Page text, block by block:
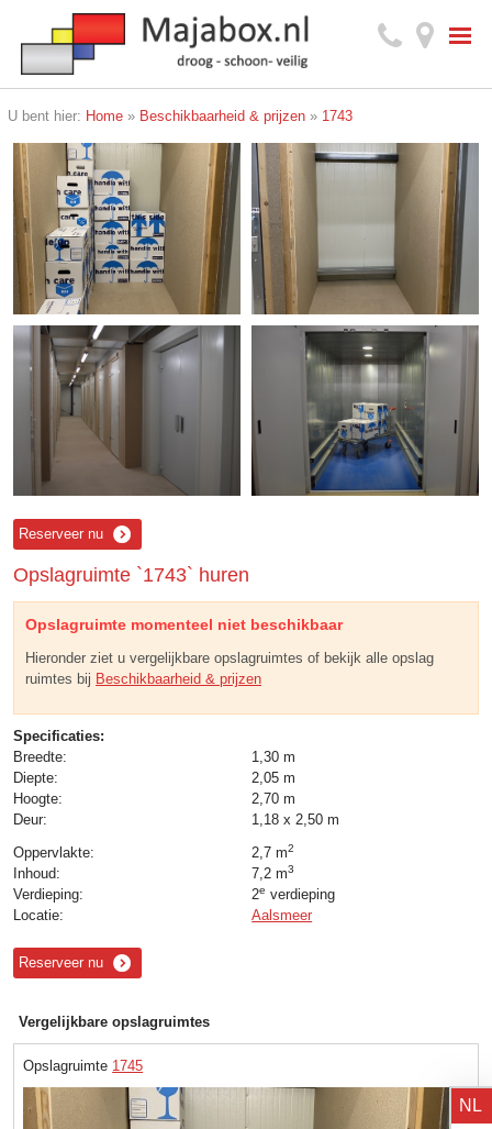
NL
U bent hier: Home» Beschikbaarheid & prijzen» 1743
Reserveer nu
Opslagruimte `1743` huren
Opslagruimte momenteel niet beschikbaar
Hieronder ziet u vergelijkbare opslagruimtes of bekijk alle opslag
ruimtes bij Beschikbaarheid & prijzen
Specificaties:
Breedte:
1,30 m
Diepte:
2,05 m
Hoogte:
2,70 m
Deur:
1,18 x 2,50 m
Oppervlakte:
2,7 m2
Inhoud: 7,2 m3
Verdieping: 2e verdieping
Locatie:
Aalsmeer
Reserveer nu
Vergelijkbare opslagruimtes
Opslagruimte 1745